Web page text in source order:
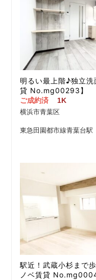
明るい最上階♪独立
貸 No.mg00293】
ご成約済
1K
横浜市青葉区
東急田園都市線青葉台駅
駅近！武蔵小杉まで
ノベ賃貸